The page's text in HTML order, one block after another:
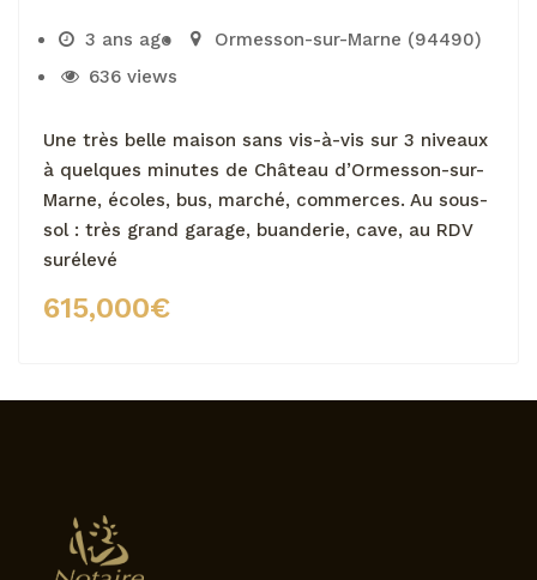
3 ans ago
Ormesson-sur-Marne (94490)
636 views
Une très belle maison sans vis-à-vis sur 3 niveaux
à quelques minutes de Château d’Ormesson-sur-
Marne, écoles, bus, marché, commerces. Au sous-
sol : très grand garage, buanderie, cave, au RDV
surélevé
615,000€